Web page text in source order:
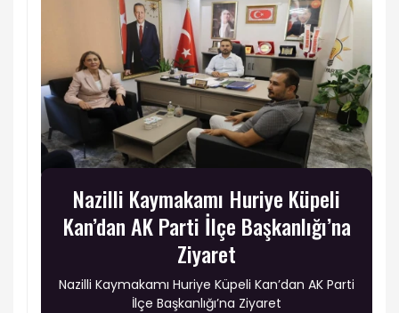
Nazilli Kaymakamı Huriye Küpeli
Kan’dan AK Parti İlçe Başkanlığı’na
Ziyaret
Nazilli Kaymakamı Huriye Küpeli Kan’dan AK Parti
İlçe Başkanlığı’na Ziyaret